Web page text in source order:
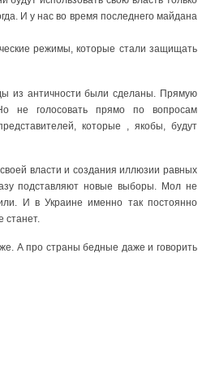
И у нас во время последнего майдана
режимы, которые стали защищать
из античности были сделаны. Прямую
не голосовать прямо по вопросам
которые , якобы, будут
власти и создания иллюзии равных
подставляют новые выборы. Мол не
И в Украине именно так постоянно
станет.
А про страны бедные даже и говорить